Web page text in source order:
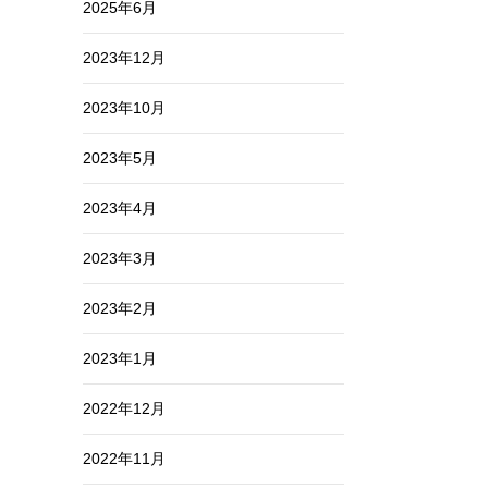
2025年6月
2023年12月
2023年10月
2023年5月
2023年4月
2023年3月
2023年2月
2023年1月
2022年12月
2022年11月